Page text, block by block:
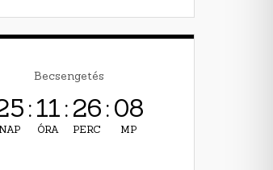
Becsengetés
NAP
:11
ÓRA
:26
PERC
:07
MP